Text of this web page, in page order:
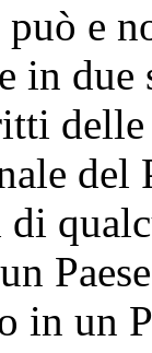
e
in
delle
del
di
un